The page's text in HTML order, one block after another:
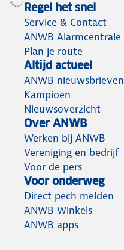
Regel het snel
Service & Contact
ANWB Alarmcentrale
Plan je route
Altijd actueel
ANWB nieuwsbrieven
Kampioen
Nieuwsoverzicht
Over ANWB
Werken bij ANWB
Vereniging en bedrijf
Voor de pers
Voor onderweg
Direct pech melden
ANWB Winkels
ANWB apps